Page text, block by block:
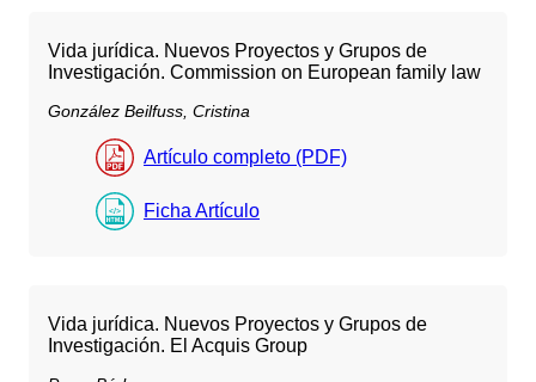
Vida jurídica. Nuevos Proyectos y Grupos de
Investigación. Commission on European family law
González Beilfuss, Cristina
Artículo completo (PDF)
Ficha Artículo
Vida jurídica. Nuevos Proyectos y Grupos de
Investigación. El Acquis Group